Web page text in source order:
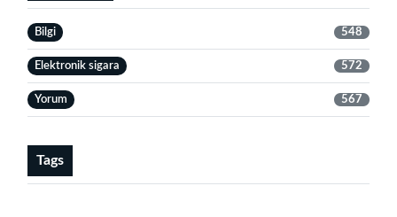
Bilgi 548
Elektronik sigara 572
Yorum 567
Tags